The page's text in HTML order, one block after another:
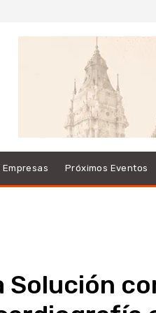
Empresas Próximos Eventos
Solución